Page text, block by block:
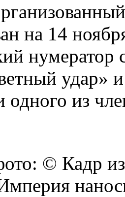
на 14
удар»
одного из
© Кадр